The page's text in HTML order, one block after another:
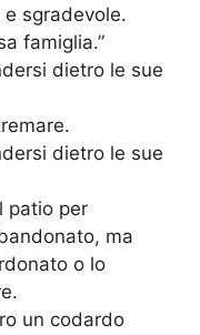
sgradevole.
famiglia.”
dietro le sue
dietro le sue
patio per
ma
o lo
un codardo